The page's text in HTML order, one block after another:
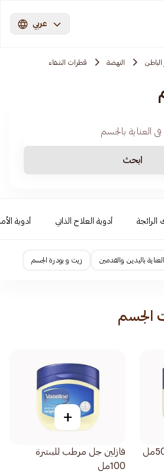
عربي
النهضة قطرات الشفاء
ابحث
الرائجة أدوية العلاج الذاتي أدوية
العناية باليدين والقدمين زيت و بودرة الجسم
الجسم
+
فازلين جل مرطب للبشرة
100مل